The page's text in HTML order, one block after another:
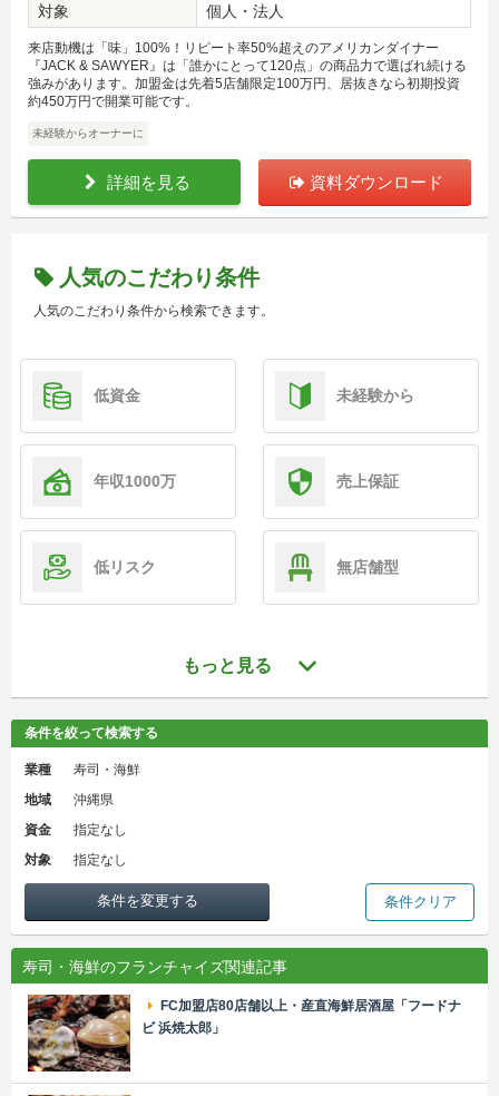
対象 個人・法人
来店動機は「味」100%！リピート率50%超えのアメリカンダイナー
『JACK & SAWYER』は「誰かにとって120点」の商品力で選ばれ続ける
強みがあります。加盟金は先着5店舗限定100万円、居抜きなら初期投資
約450万円で開業可能です。
未経験からオーナーに
詳細を見る 資料ダウンロード
人気のこだわり条件
人気のこだわり条件から検索できます。
低資金 未経験から
年収1000万 売上保証
低リスク 無店舗型
もっと見る
条件を絞って検索する
業種
寿司・海鮮
地域
沖縄県
資金
指定なし
対象
指定なし
条件を変更する 条件クリア
寿司・海鮮のフランチャイズ関連記事
FC加盟店80店舗以上・産直海鮮居酒屋「フードナ
ビ 浜焼太郎」